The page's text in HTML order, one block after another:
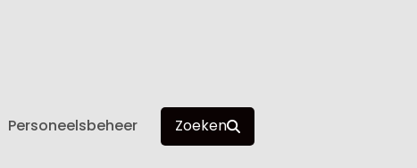
Personeelsbeheer Zoeken